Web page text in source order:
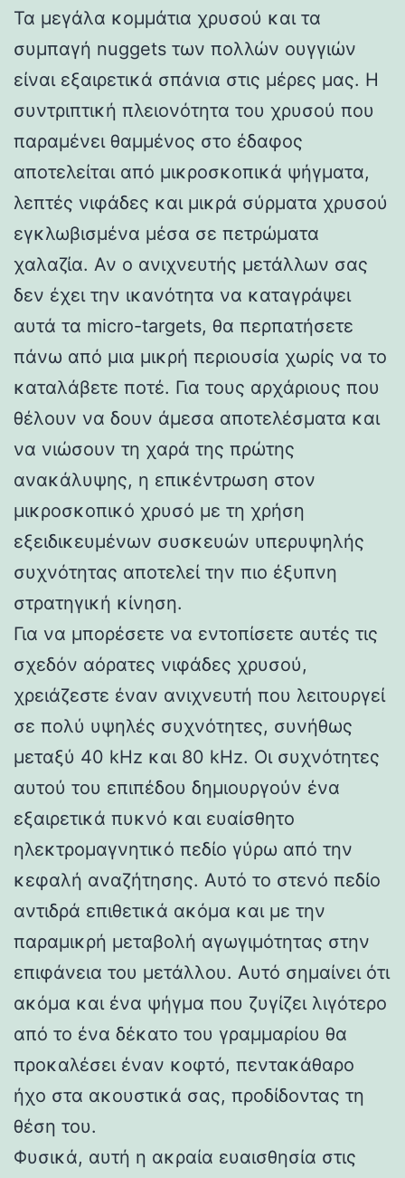
Τα μεγάλα κομμάτια χρυσού και τα
συμπαγή nuggets των πολλών ουγγιών
είναι εξαιρετικά σπάνια στις μέρες μας. Η
συντριπτική πλειονότητα του χρυσού που
παραμένει θαμμένος στο έδαφος
αποτελείται από μικροσκοπικά ψήγματα,
λεπτές νιφάδες και μικρά σύρματα χρυσού
εγκλωβισμένα μέσα σε πετρώματα
χαλαζία. Αν ο ανιχνευτής μετάλλων σας
δεν έχει την ικανότητα να καταγράψει
αυτά τα micro-targets, θα περπατήσετε
πάνω από μια μικρή περιουσία χωρίς να το
καταλάβετε ποτέ. Για τους αρχάριους που
θέλουν να δουν άμεσα αποτελέσματα και
να νιώσουν τη χαρά της πρώτης
ανακάλυψης, η επικέντρωση στον
μικροσκοπικό χρυσό με τη χρήση
εξειδικευμένων συσκευών υπερυψηλής
συχνότητας αποτελεί την πιο έξυπνη
στρατηγική κίνηση.
Για να μπορέσετε να εντοπίσετε αυτές τις
σχεδόν αόρατες νιφάδες χρυσού,
χρειάζεστε έναν ανιχνευτή που λειτουργεί
σε πολύ υψηλές συχνότητες, συνήθως
μεταξύ 40 kHz και 80 kHz. Οι συχνότητες
αυτού του επιπέδου δημιουργούν ένα
εξαιρετικά πυκνό και ευαίσθητο
ηλεκτρομαγνητικό πεδίο γύρω από την
κεφαλή αναζήτησης. Αυτό το στενό πεδίο
αντιδρά επιθετικά ακόμα και με την
παραμικρή μεταβολή αγωγιμότητας στην
επιφάνεια του μετάλλου. Αυτό σημαίνει ότι
ακόμα και ένα ψήγμα που ζυγίζει λιγότερο
από το ένα δέκατο του γραμμαρίου θα
προκαλέσει έναν κοφτό, πεντακάθαρο
ήχο στα ακουστικά σας, προδίδοντας τη
θέση του.
Φυσικά, αυτή η ακραία ευαισθησία στις